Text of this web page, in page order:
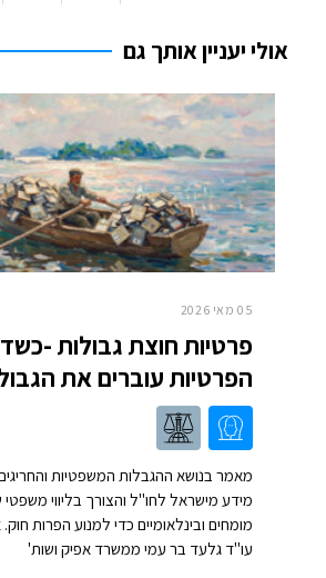
אולי יעניין אותך גם
05 מאי 2026
פרטיות חוצת גבולות -
הפרטיות עוברים את
מאמר בנושא ההגבלות המשפטיות
מידע מישראל לחו"ל והצורך בליווי משפטי
מומחים ובינלאומיים כדי למנוע הפרות
עו"ד גלעד בר עמי ממשרד אפיק ושות'